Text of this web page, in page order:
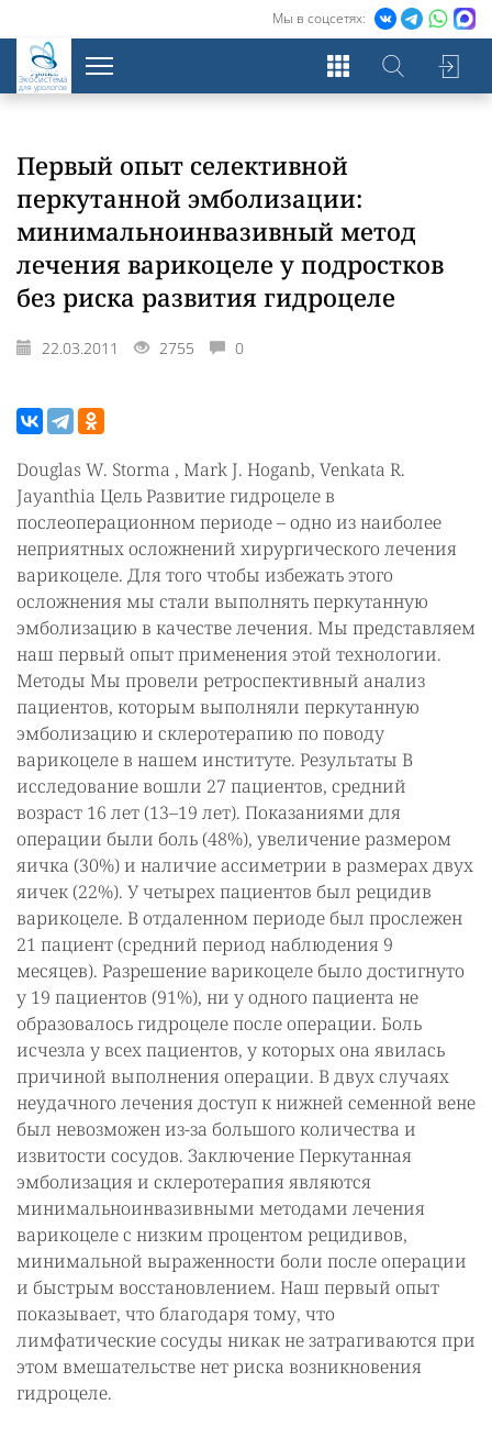
Мы в соцсетях:
Экосистема
для урологов
Первый опыт селективной
перкутанной эмболизации:
минимальноинвазивный метод
лечения варикоцеле у подростков
без риска развития гидроцеле
22.03.2011 2755 0
Douglas W. Storma , Mark J. Hoganb, Venkata R.
Jayanthia Цель Развитие гидроцеле в
послеоперационном периоде – одно из наиболее
неприятных осложнений хирургического лечения
варикоцеле. Для того чтобы избежать этого
осложнения мы стали выполнять перкутанную
эмболизацию в качестве лечения. Мы представляем
наш первый опыт применения этой технологии.
Методы Мы провели ретроспективный анализ
пациентов, которым выполняли перкутанную
эмболизацию и склеротерапию по поводу
варикоцеле в нашем институте. Результаты В
исследование вошли 27 пациентов, средний
возраст 16 лет (13–19 лет). Показаниями для
операции были боль (48%), увеличение размером
яичка (30%) и наличие ассиметрии в размерах двух
яичек (22%). У четырех пациентов был рецидив
варикоцеле. В отдаленном периоде был прослежен
21 пациент (средний период наблюдения 9
месяцев). Разрешение варикоцеле было достигнуто
у 19 пациентов (91%), ни у одного пациента не
образовалось гидроцеле после операции. Боль
исчезла у всех пациентов, у которых она явилась
причиной выполнения операции. В двух случаях
неудачного лечения доступ к нижней семенной вене
был невозможен из-за большого количества и
извитости сосудов. Заключение Перкутанная
эмболизация и склеротерапия являются
минимальноинвазивными методами лечения
варикоцеле с низким процентом рецидивов,
минимальной выраженности боли после операции
и быстрым восстановлением. Наш первый опыт
показывает, что благодаря тому, что
лимфатические сосуды никак не затрагиваются при
этом вмешательстве нет риска возникновения
гидроцеле.